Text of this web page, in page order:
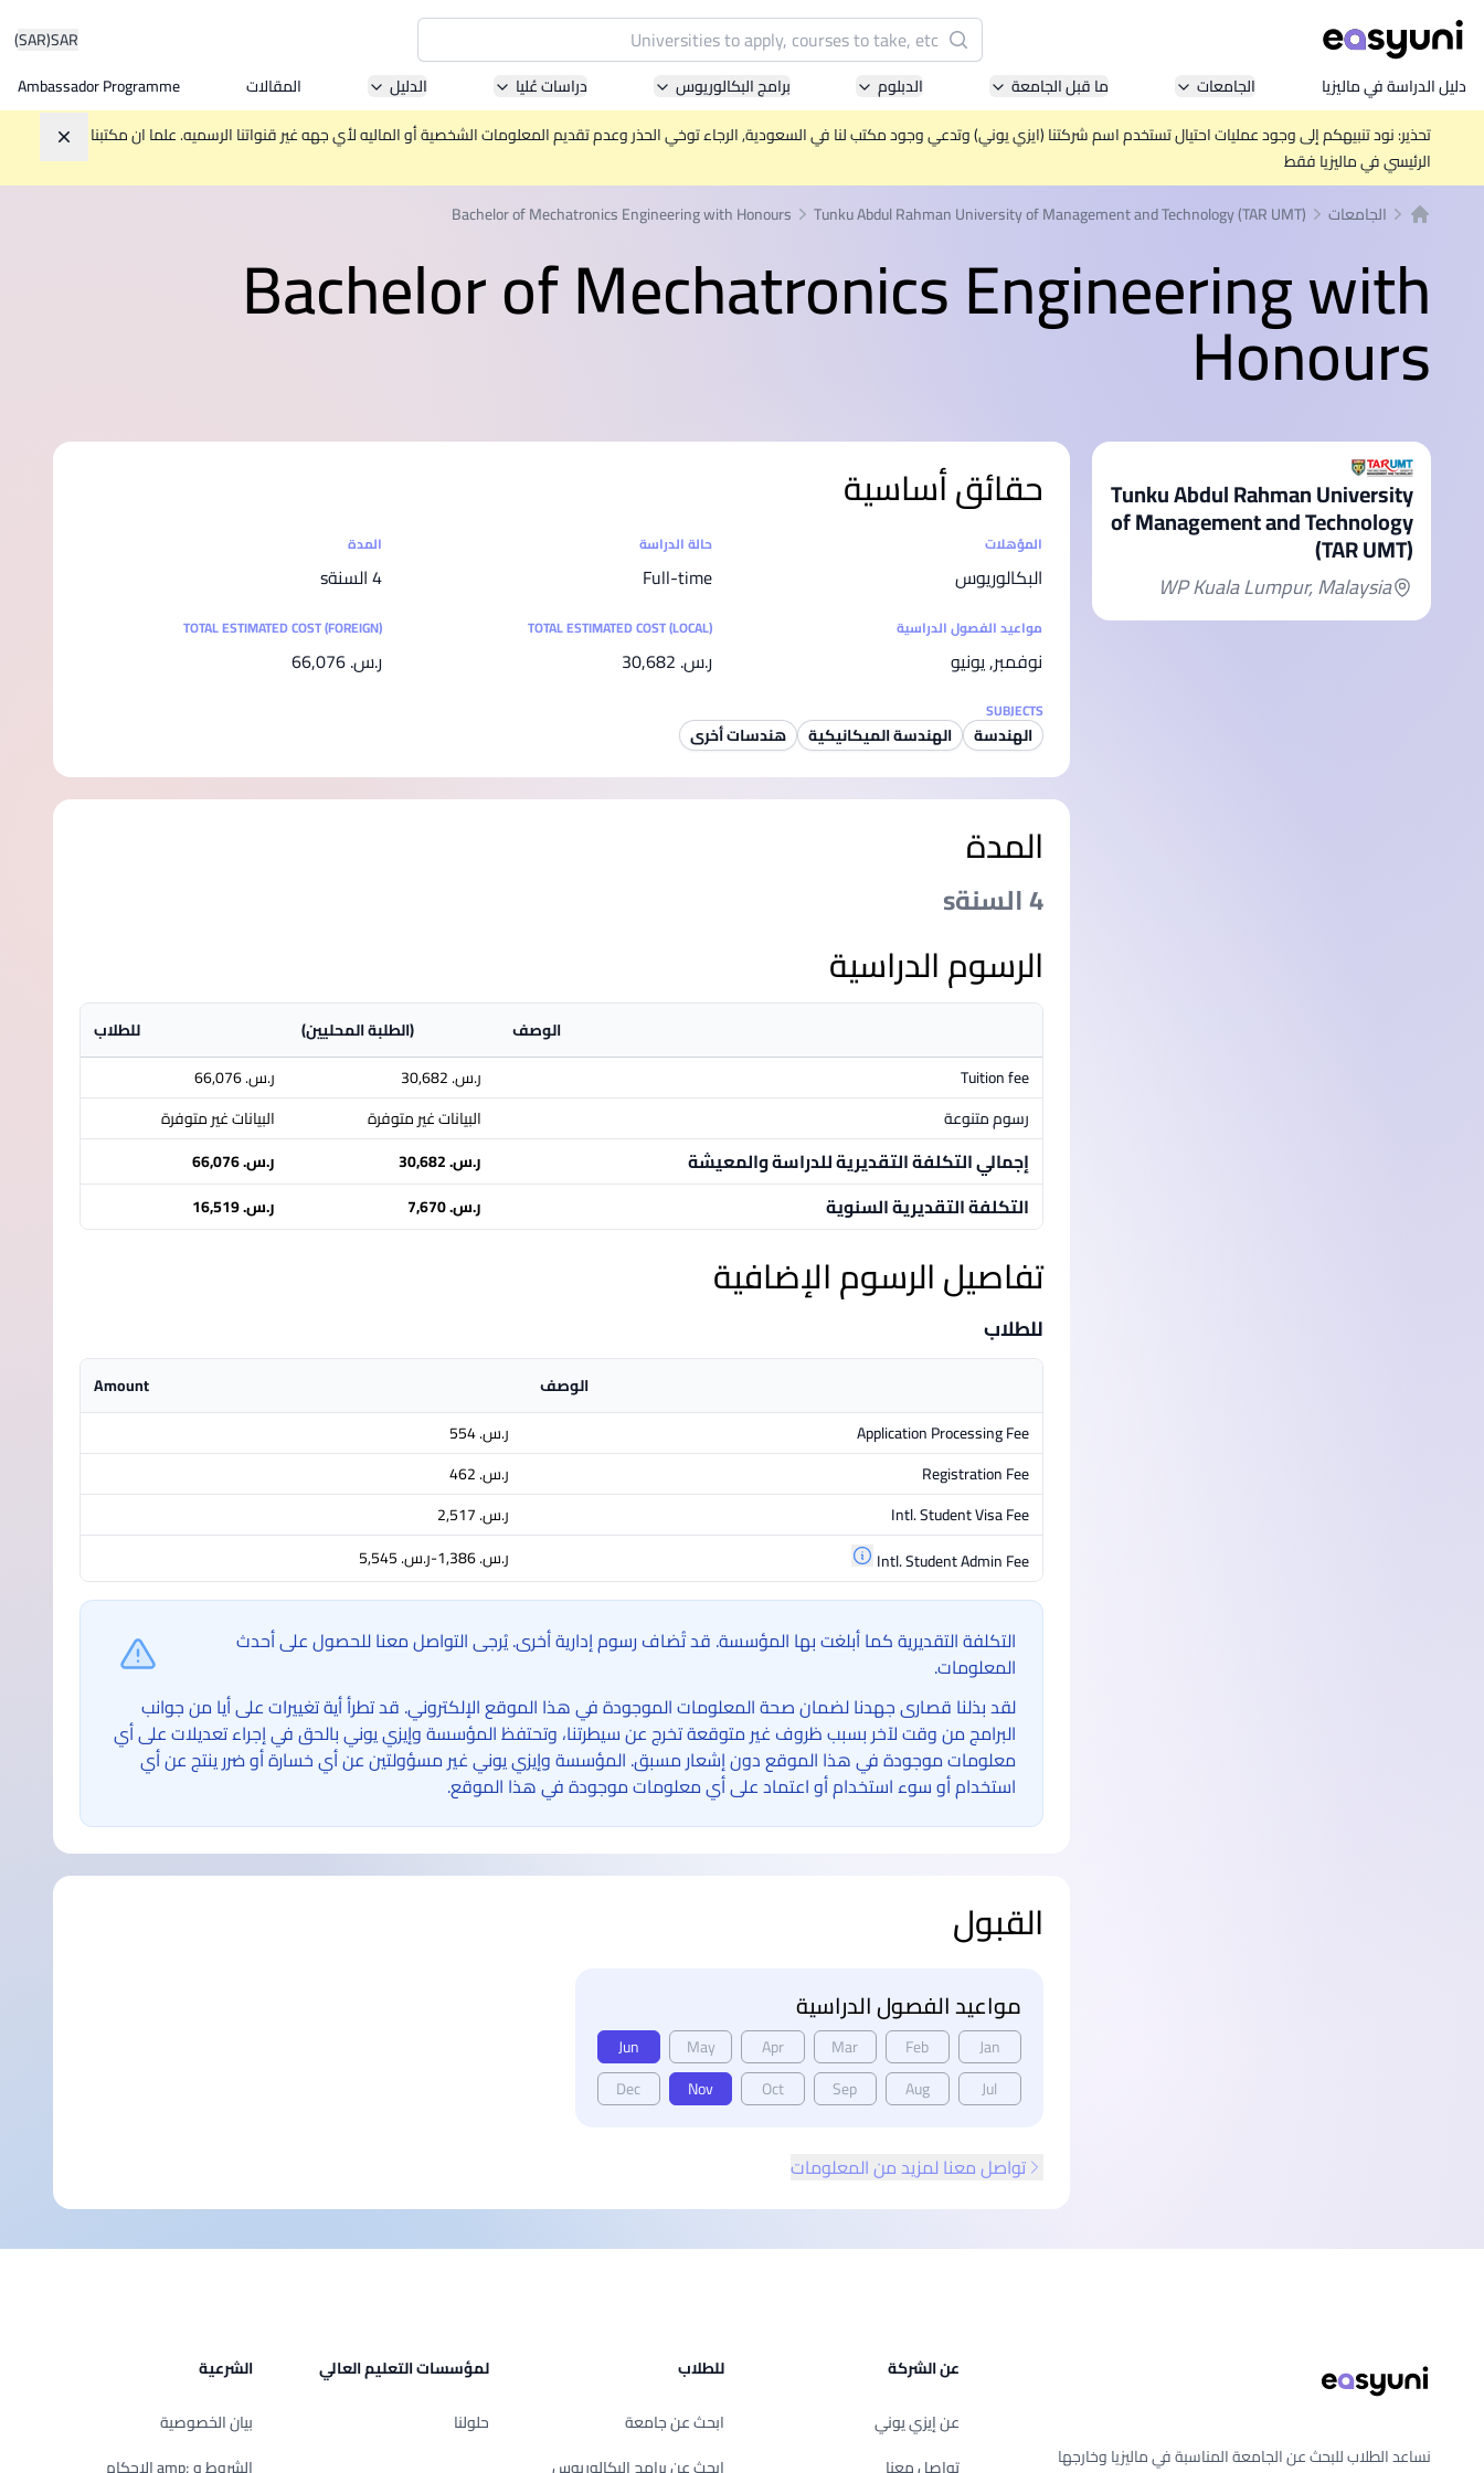
SAR
(SAR) البحث
Asia Pacific University of Technology and Innovation
(APU)
courses
International Medical University (IMU)
Malaysia's first and most established private medical and
healthcare university
Massachusetts Institute of Technology (MIT)
SEGi University Kota Damansara
Management and Science University (MSU)
دليل الدراسة في ماليزيا الجامعات ما قبل الجامعة الدبلوم برامج البكالوريوس دراسات عُليا الدليل المقالات
Ambassador Programme
تحذير: نود تنبيهكم إلى وجود عمليات احتيال تستخدم اسم شركتنا (ايزي يوني) وتدعي وجود مكتب لنا في السعودية, الرجاء توخي الحذر وعدم تقديم المعلومات الشخصية أو الماليه لأي جهه غير قنواتنا الرسميه. علما ان مكتبنا
الرئيسي في ماليزيا فقط
تجاهل
الجامعات Tunku Abdul Rahman University of Management and Technology (TAR UMT)
Bachelor of Mechatronics Engineering with Honours
Bachelor of Mechatronics Engineering with
Honours
Tunku Abdul Rahman University
of Management and Technology
(TAR UMT)
WP Kuala Lumpur, Malaysia
حقائق أساسية
إحصائيات
المؤهلات
البكالوريوس
حالة الدراسة
Full-time
المدة
4 السنةs
مواعيد الفصول الدراسية
نوفمبر, يونيو
TOTAL ESTIMATED COST (LOCAL)
ر.س.‏ 30,682
TOTAL ESTIMATED COST (FOREIGN)
ر.س.‏ 66,076
SUBJECTS
الهندسة الهندسة الميكانيكية هندسات أخرى
المدة
4 السنةs
الرسوم الدراسية
الوصف (الطلبة المحليين)
للطلاب
Tuition fee
ر.س.‏ 30,682
ر.س.‏ 66,076
رسوم متنوعة
البيانات غير متوفرة البيانات غير متوفرة
إجمالي التكلفة التقديرية للدراسة والمعيشة ر.س.‏ 30,682 ر.س.‏ 66,076
التكلفة التقديرية السنوية ر.س.‏ 7,670 ر.س.‏ 16,519
تفاصيل الرسوم الإضافية
للطلاب
الوصف
Amount
Application Processing Fee
ر.س.‏ 554
Registration Fee
ر.س.‏ 462
Intl. Student Visa Fee
ر.س.‏ 2,517
Intl. Student Admin Fee
ر.س.‏ 1,386-ر.س.‏ 5,545
التكلفة التقديرية كما أبلغت بها المؤسسة. قد تُضاف رسوم إدارية أخرى. يُرجى التواصل معنا للحصول على أحدث
المعلومات.
لقد بذلنا قصارى جهدنا لضمان صحة المعلومات الموجودة في هذا الموقع الإلكتروني. قد تطرأ أية تغييرات على أيا من جوانب
البرامج من وقت لآخر بسبب ظروف غير متوقعة تخرج عن سيطرتنا، وتحتفظ المؤسسة وإيزي يوني بالحق في إجراء تعديلات على أي
معلومات موجودة في هذا الموقع دون إشعار مسبق. المؤسسة وإيزي يوني غير مسؤولتين عن أي خسارة أو ضرر ينتج عن أي
استخدام أو سوء استخدام أو اعتماد على أي معلومات موجودة في هذا الموقع.
القبول
مواعيد الفصول الدراسية
Jan
Feb
Mar
Apr
May
Jun
Jul
Aug
Sep
Oct
Nov
Dec
تواصل معنا لمزيد من المعلومات
نساعد الطلاب للبحث عن الجامعة المناسبة في ماليزيا وخارجها
عن الشركة
عن إيزي يوني
للطلاب
ابحث عن جامعة
لمؤسسات التعليم العالي
حلولنا
الشرعية
بيان الخصوصية